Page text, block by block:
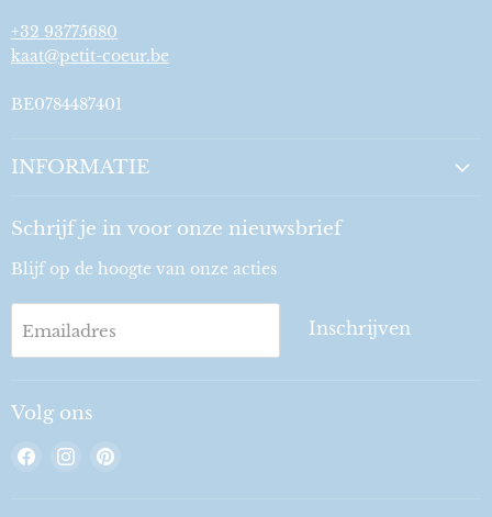
+32 93775680
kaat@petit-coeur.be
BE0784487401
INFORMATIE
Schrijf je in voor onze nieuwsbrief
Blijf op de hoogte van onze acties
Emailadres Inschrijven
Volg ons
Vind
Vind